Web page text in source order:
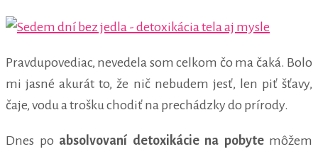
Pravdupovediac, nevedela som celkom čo ma čaká. Bolo
mi jasné akurát to, že nič nebudem jesť, len piť šťavy,
čaje, vodu a trošku chodiť na prechádzky do prírody.
Dnes po absolvovaní detoxikácie na pobytemôžem